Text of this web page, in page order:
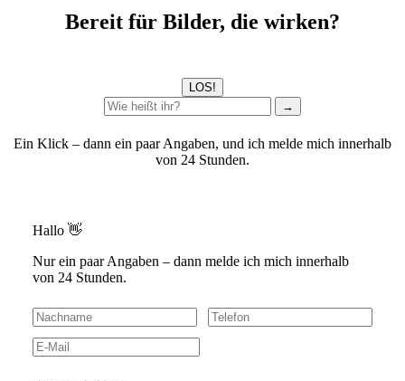
Bereit für Bilder, die wirken?
LOS!
→
Ein Klick – dann ein paar Angaben, und ich melde mich innerhalb
von 24 Stunden.
Hallo 👋
Nur ein paar Angaben – dann melde ich mich innerhalb
von 24 Stunden.